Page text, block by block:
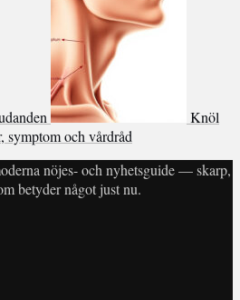
Knöl
symptom och vårdråd
nöjes- och nyhetsguide — skarp,
betyder något just nu.